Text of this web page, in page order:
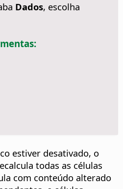
Dados, escolha
estiver desativado, o
todas as células
com conteúdo alterado